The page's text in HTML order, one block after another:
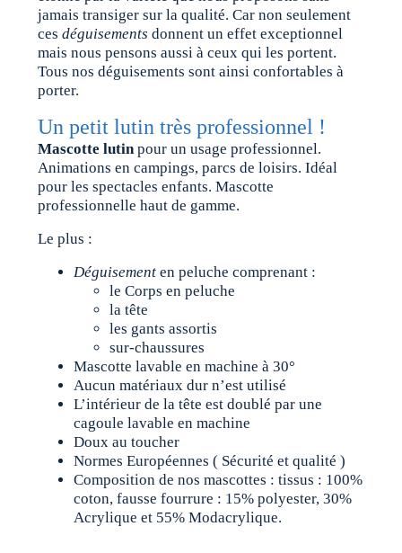
jamais transiger sur la qualité. Car non seulement
cesdéguisements donnent un effet exceptionnel
mais nous pensons aussi à ceux qui les portent.
Tous nos déguisements sont ainsi confortables à
porter.
Un petit lutin très professionnel !
Mascotte lutinpour un usage professionnel.
Animations en campings, parcs de loisirs. Idéal
pour les spectacles enfants. Mascotte
professionnelle haut de gamme.
Le plus :
Déguisement en peluche comprenant :
le Corps en peluche
la tête
les gants assortis
sur-chaussures
Mascotte lavable en machine à 30°
Aucun matériaux dur n’est utilisé
L’intérieur de la tête est doublé par une
cagoule lavable en machine
Doux au toucher
Normes Européennes ( Sécurité et qualité )
Composition de nos mascottes : tissus : 100%
coton, fausse fourrure : 15% polyester, 30%
Acrylique et 55% Modacrylique.